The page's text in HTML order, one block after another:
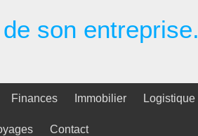
son entreprise.
Finances Immobilier Logistique
Contact